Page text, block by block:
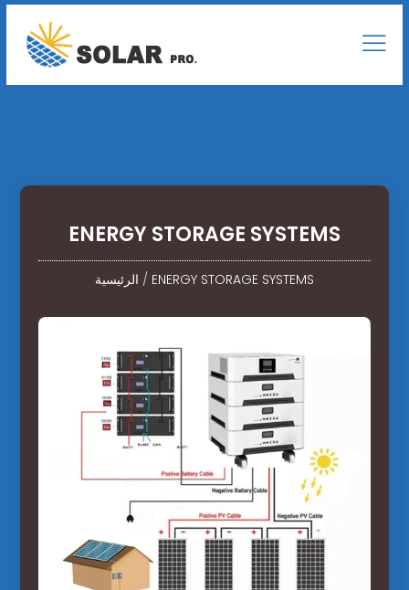
ENERGY STORAGE SYSTEMS
الرئيسية / ENERGY STORAGE SYSTEMS